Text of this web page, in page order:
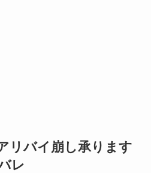
リバイ崩し承ります
レ